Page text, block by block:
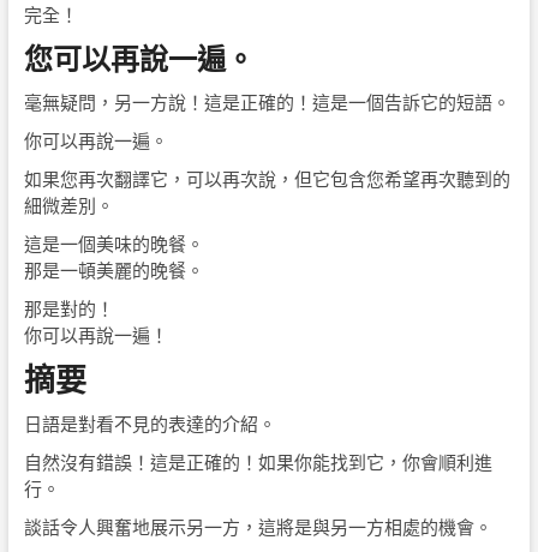
完全！
您可以再說一遍。
毫無疑問，另一方說！這是正確的！這是一個告訴它的短語。
你可以再說一遍。
如果您再次翻譯它，可以再次說，但它包含您希望再次聽到的
細微差別。
這是一個美味的晚餐。
那是一頓美麗的晚餐。
那是對的！
你可以再說一遍！
摘要
日語是對看不見的表達的介紹。
自然沒有錯誤！這是正確的！如果你能找到它，你會順利進
行。
談話令人興奮地展示另一方，這將是與另一方相處的機會。